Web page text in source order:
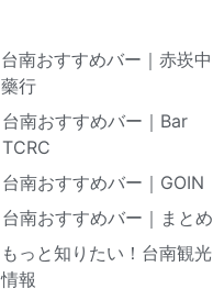
台南おすすめバー｜赤崁中
藥行
台南おすすめバー｜Bar
TCRC
台南おすすめバー｜GOIN
台南おすすめバー｜まとめ
もっと知りたい！台南観光
情報